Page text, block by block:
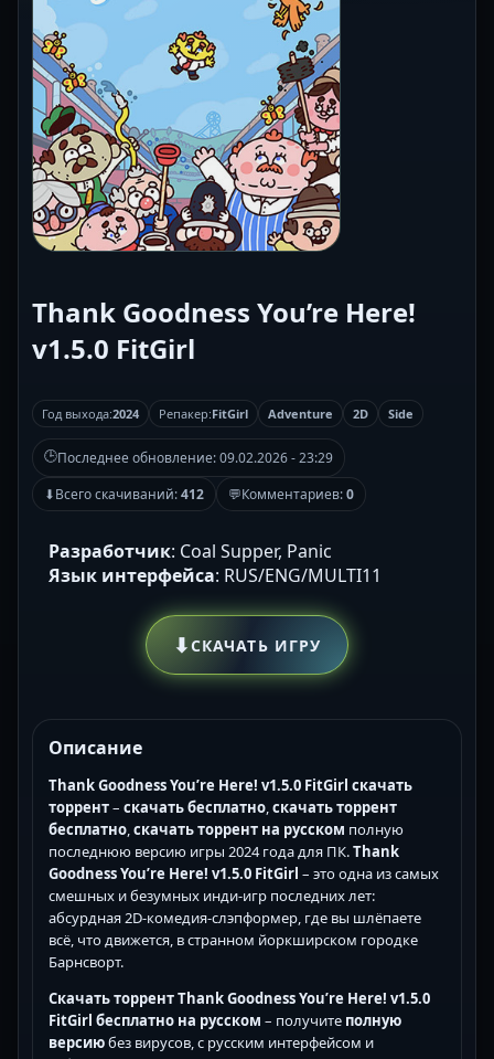
Thank Goodness You’re Here!
v1.5.0 FitGirl
Год выхода:2024 Репакер:FitGirl Adventure 2D Side
🕒Последнее обновление:09.02.2026 - 23:29
⬇Всего скачиваний:412 💬Комментариев:0
Разработчик: Coal Supper, Panic
Язык интерфейса: RUS/ENG/MULTI11
⬇СКАЧАТЬ ИГРУ
Описание
Thank Goodness You’re Here! v1.5.0 FitGirl скачать
торрент– скачать бесплатно,скачать торрент
бесплатно,скачать торрент на русском полную
последнюю версию игры 2024 года для ПК.Thank
Goodness You’re Here! v1.5.0 FitGirl – это одна из самых
смешных и безумных инди-игр последних лет:
абсурдная 2D-комедия-слэпформер, где вы шлёпаете
всё, что движется, в странном йоркширском городке
Барнсворт.
Скачать торрент Thank Goodness You’re Here! v1.5.0
FitGirl бесплатно на русском – получите полную
версиюбез вирусов, с русским интерфейсом и